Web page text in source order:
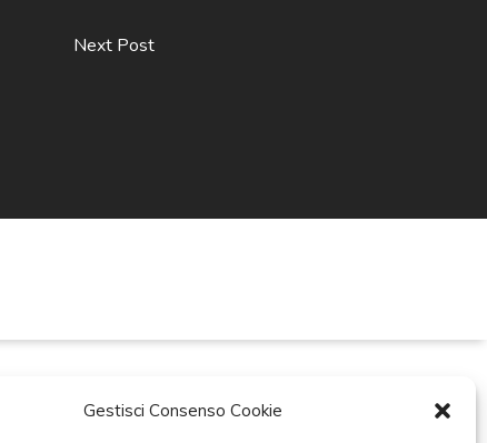
Gestisci Consenso Cookie
Next Post